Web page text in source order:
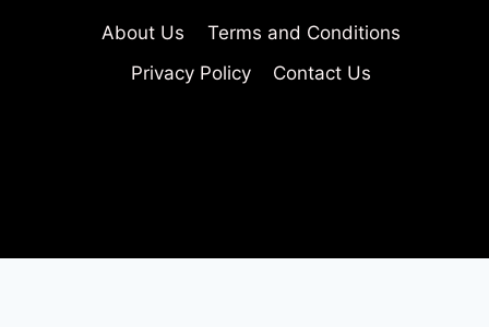
About Us
Terms and Conditions
Privacy Policy
Contact Us